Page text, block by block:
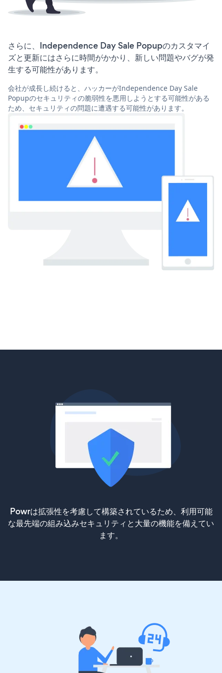
さらに、Independence Day Sale Popupのカスタマイ
ズと更新にはさらに時間がかかり、新しい問題やバグが発
生する可能性があります。
会社が成長し続けると、ハッカーがIndependence Day Sale
Popupのセキュリティの脆弱性を悪用しようとする可能性がある
ため、セキュリティの問題に遭遇する可能性があります。
Powrは拡張性を考慮して構築されているため、利用可能
な最先端の組み込みセキュリティと大量の機能を備えてい
ます。